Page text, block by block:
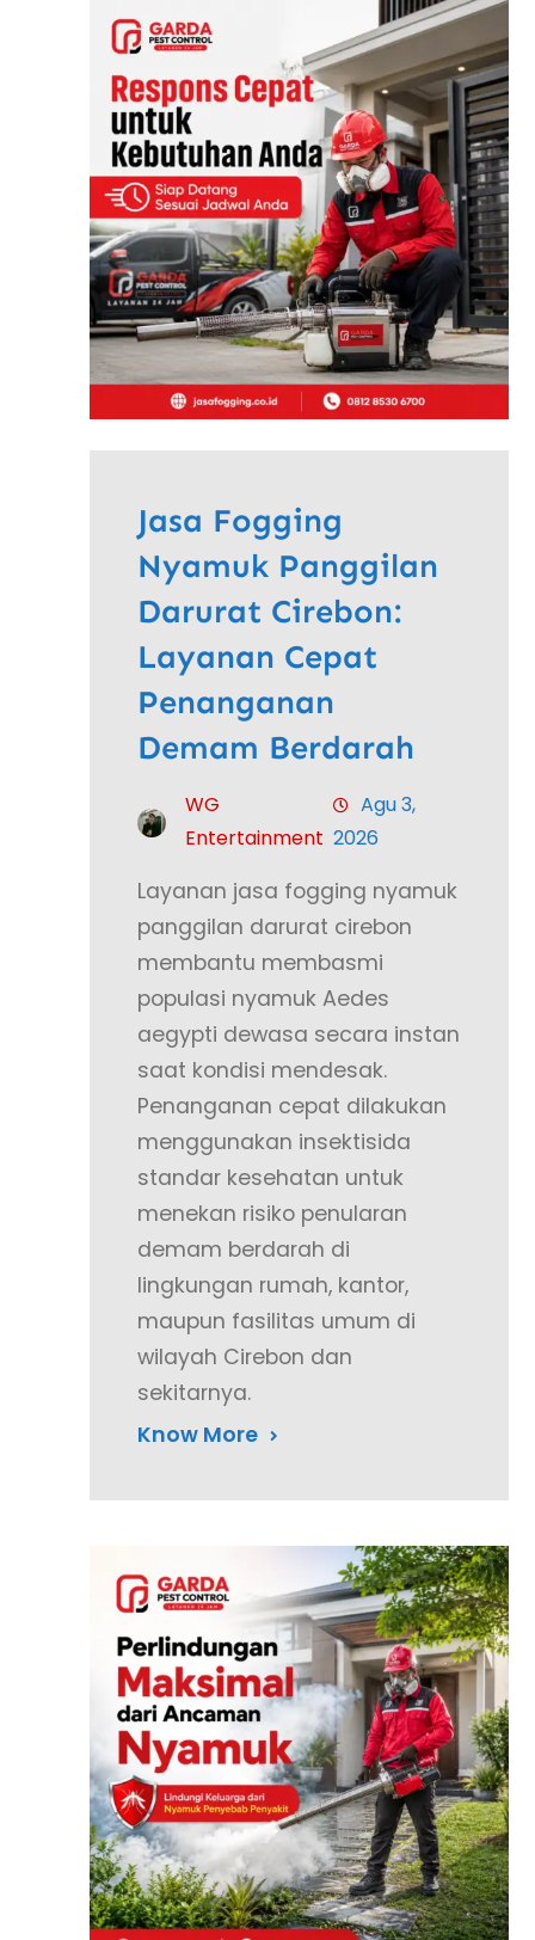
Jasa Fogging
Nyamuk Panggilan
Darurat Cirebon:
Layanan Cepat
Penanganan
Demam Berdarah
WG
Entertainment
Agu 3,
2026
Layanan jasa fogging nyamuk
panggilan darurat cirebon
membantu membasmi
populasi nyamuk Aedes
aegypti dewasa secara instan
saat kondisi mendesak.
Penanganan cepat dilakukan
menggunakan insektisida
standar kesehatan untuk
menekan risiko penularan
demam berdarah di
lingkungan rumah, kantor,
maupun fasilitas umum di
wilayah Cirebon dan
sekitarnya.
Know More